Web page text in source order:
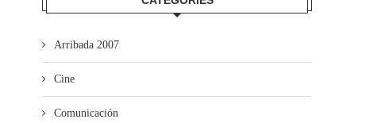
Arribada 2007
Cine
Comunicación